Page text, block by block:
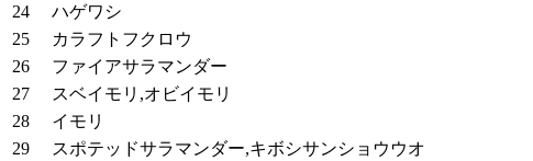
ハゲワシ
カラフトフクロウ
ファイアサラマンダー
スベイモリ,オビイモリ
イモリ
スポテッドサラマンダー,キボシサンショウウオ